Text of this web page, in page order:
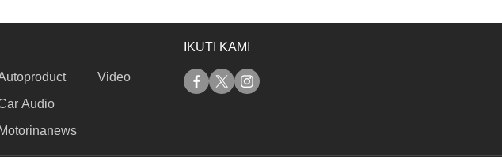
Audio
Motorinanews
Video
IKUTI KAMI